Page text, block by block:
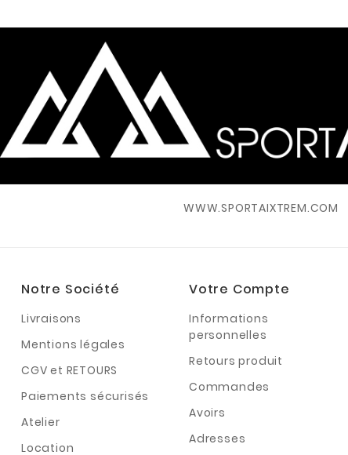
WWW.SPORTAIXTREM.COM
Notre Société
Livraisons
Mentions légales
CGV et RETOURS
Paiements sécurisés
Atelier
Location
Votre Compte
Informations
personnelles
Retours produit
Commandes
Avoirs
Adresses